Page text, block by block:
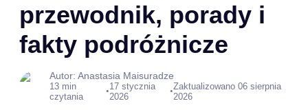
przewodnik, porady i
fakty podróżnicze
Autor: Anastasia Maisuradze
13 min
czytania
•17 stycznia
2026
•Zaktualizowano 06 sierpnia
2026